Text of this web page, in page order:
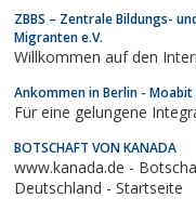
ZBBS – Zentrale Bildungs-
Migranten e.V.
Willkommen auf den
Ankommen in Berlin - Moabit
Für eine gelungene
BOTSCHAFT VON KANADA
www.kanada.de -
Deutschland - Startseite